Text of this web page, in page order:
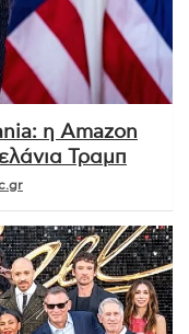
η Amazon
Τραμπ